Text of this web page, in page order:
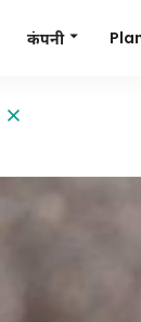
कंपनी